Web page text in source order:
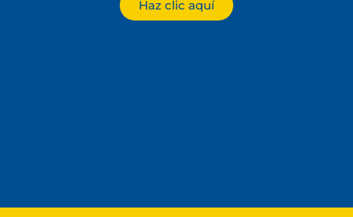
Haz clic aquí